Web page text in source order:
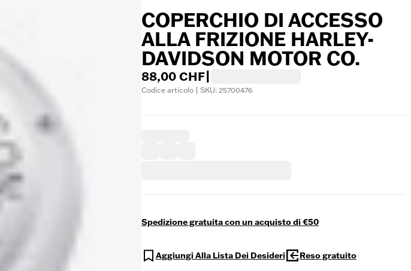
COPERCHIO DI ACCESSO
ALLA FRIZIONE HARLEY-
DAVIDSON MOTOR CO.
88,00 CHF
Codice articolo | SKU: 25700476
Spedizione gratuita con un acquisto di €50
Aggiungi Alla Lista Dei Desideri Reso gratuito